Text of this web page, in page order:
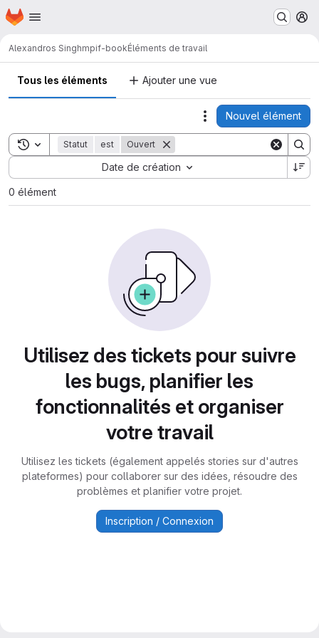
Passer au contenu principal
Page d'accueil
Alexandros Singhmpif-bookÉléments de travail
Tous les éléments Ajouter une vue
Actions
Nouvel élément
Toggle search history
Statut est Ouvert
Date de création
Sort by:
0 élément
Utilisez des tickets pour suivre
les bugs, planifier les
fonctionnalités et organiser
votre travail
Utilisez les tickets (également appelés stories sur d'autres
plateformes) pour collaborer sur des idées, résoudre des
problèmes et planifier votre projet.
Inscription / Connexion